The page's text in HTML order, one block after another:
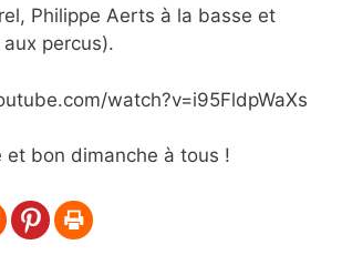
Philippe Aerts à la basse et
percus).
watch?v=i95FldpWaXs
et bon dimanche à tous !